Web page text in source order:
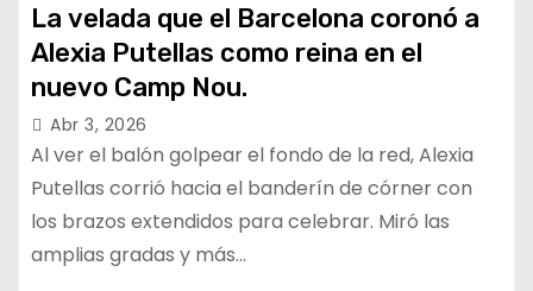
La velada que el Barcelona coronó a
Alexia Putellas como reina en el
nuevo Camp Nou.
Abr 3, 2026
Al ver el balón golpear el fondo de la red, Alexia
Putellas corrió hacia el banderín de córner con
los brazos extendidos para celebrar. Miró las
amplias gradas y más…